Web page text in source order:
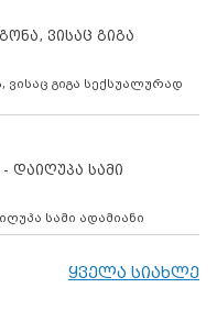
აგრძელებს მათი
დგამს ნაბიჯებს მათი
ვისაც გიგა
ვისაც გიგა სექსუალურად
დაიღუპა სამი
სამი ადამიანი
ყველა სიახლე